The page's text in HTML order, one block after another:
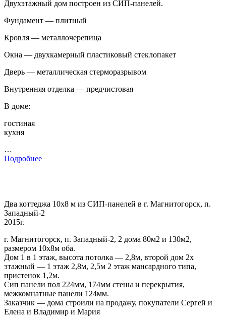
Двухэтажный дом построен из СИП-панелей.
Фундамент — плитный
Кровля — металлочерепица
Окна — двухкамерный пластиковый стеклопакет
Дверь — металлическая стерморазрывом
Внутренняя отделка — предчистовая
В доме:
гостиная
кухня
…
Подробнее
Два коттеджа 10х8 м из СИП-панелей в г. Магнитогорск, п.
Западный-2
2015г.
г. Магнитогорск, п. Западный-2, 2 дома 80м2 и 130м2,
размером 10х8м оба.
Дом 1 в 1 этаж, высота потолка — 2,8м, второй дом 2х
этажный — 1 этаж 2,8м, 2,5м 2 этаж мансардного типа,
пристенок 1,2м.
Сип панели пол 224мм, 174мм стены и перекрытия,
межкомнатные панели 124мм.
Заказчик — дома строили на продажу, покупатели Сергей и
Елена и Владимир и Мария